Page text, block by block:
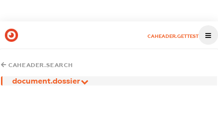
CAHEADER.GETTEST
CAHEADER.SEARCH
document.dossier